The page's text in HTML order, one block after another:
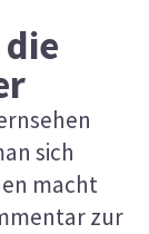
sich
macht
zur